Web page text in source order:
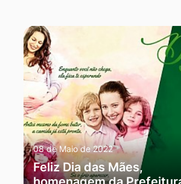
08 de Maio de 2022
Feliz Dia das Mães,